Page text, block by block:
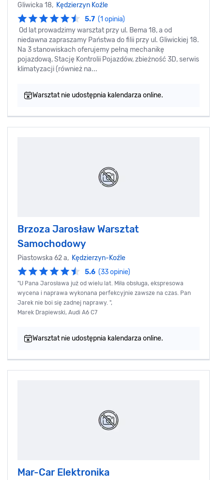
Gliwicka 18, Kędzierzyn Koźle
5.7 (1 opinia)
Od lat prowadzimy warsztat przy ul. Bema 18, a od
niedawna zapraszamy Państwa do filii przy ul. Gliwickiej 18.
Na 3 stanowiskach oferujemy pełną mechanikę
pojazdową, Stację Kontrolii Pojazdów, zbieżność 3D, serwis
klimatyzacji (również na...
Warsztat nie udostępnia kalendarza online.
Brzoza Jarosław Warsztat
Samochodowy
Piastowska 62 a, Kędzierzyn-Koźle
5.6 (33 opinie)
"U Pana Jarosława już od wielu lat. Miła obsługa, ekspresowa
wycena i naprawa wykonana perfekcyjnie zawsze na czas. Pan
Jarek nie boi się zadnej naprawy. ",
Marek Drapiewski, Audi A6 C7
Warsztat nie udostępnia kalendarza online.
Mar-Car Elektronika